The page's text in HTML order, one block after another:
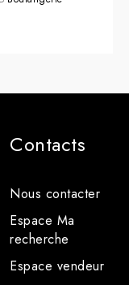
Contacts
Nous contacter
Espace Ma
recherche
Espace vendeur